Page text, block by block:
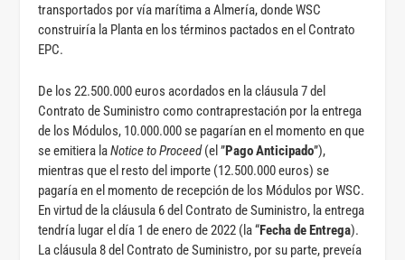
transportados por vía marítima a Almería, donde WSC
construiría la Planta en los términos pactados en el Contrato
EPC.
De los 22.500.000 euros acordados en la cláusula 7 del
Contrato de Suministro como contraprestación por la entrega
de los Módulos, 10.000.000 se pagarían en el momento en que
se emitiera laNotice to Proceed(el ”Pago Anticipado”),
mientras que el resto del importe (12.500.000 euros) se
pagaría en el momento de recepción de los Módulos por WSC.
En virtud de la cláusula 6 del Contrato de Suministro, la entrega
tendría lugar el día 1 de enero de 2022 (la “Fecha de Entrega).
La cláusula 8 del Contrato de Suministro, por su parte, preveía